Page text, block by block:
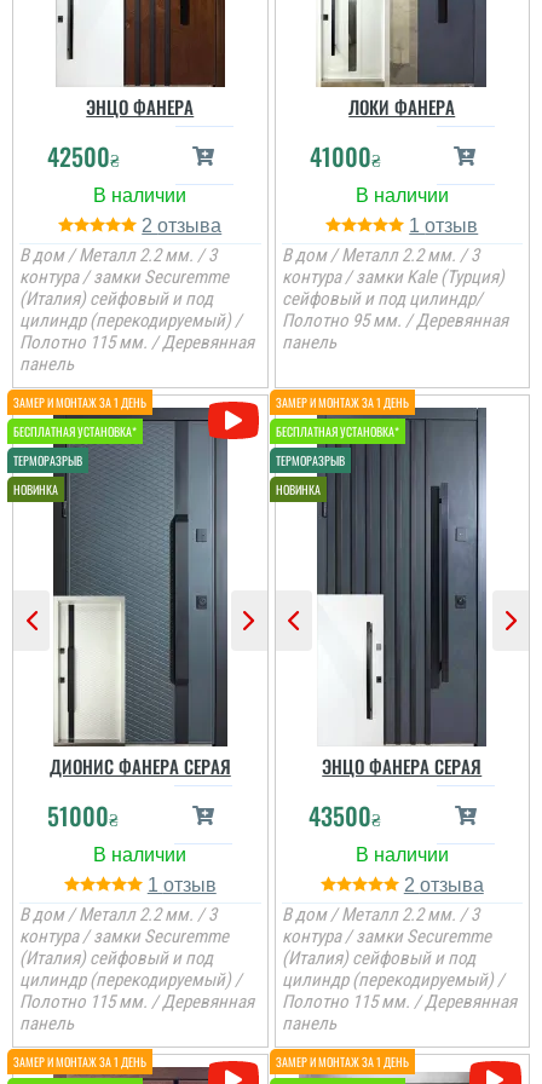
читати всі відгуки
Просто шикарне
виконання данних
дверей , нічого більше
додати. Якість та вид
покриття ви можете самі
побачите а масивне
полотно і короб , то
відпадають всі питання
які двері повинні бути в
будинок....
Вітаю! Замовляли тут
вхідні двері в будинок і
квартиру.Залишились
дууууже задоволені і
клієнтоорієнтовністю,і
ВИЩОМУ РІВНІ ! Бажаю
процвітання компанії
читати всі відгуки
ЭНЦО ФАНЕРА
42500₴
2
В дом / Металл 2.2 мм. / 3
контура / замки Securemme
(Италия) сейфовый и под
цилиндр (перекодируемый) /
Полотно 115 мм. / Деревянная
панель
ЛОКИ ФАНЕРА
41000₴
1
В дом / Металл 2.2 мм. / 3
контура / замки Kale (Турция)
сейфовый и под цилиндр/
Полотно 95 мм. / Деревянная
панель
ДИОНИС ФАНЕРА СЕРАЯ
51000₴
1
В дом / Металл 2.2 мм. / 3
контура / замки Securemme
(Италия) сейфовый и под
цилиндр (перекодируемый) /
Полотно 115 мм. / Деревянная
панель
ЭНЦО ФАНЕРА СЕРАЯ
43500₴
2
В дом / Металл 2.2 мм. / 3
контура / замки Securemme
(Италия) сейфовый и под
цилиндр (перекодируемый) /
Полотно 115 мм. / Деревянная
панель